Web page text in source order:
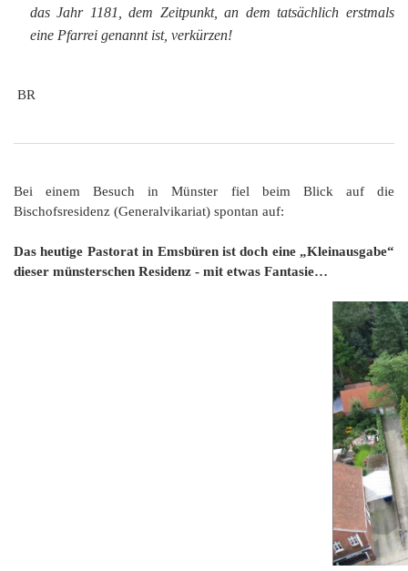
das Jahr 1181, dem Zeitpunkt, an dem tatsächlich erstmals
eine Pfarrei genannt ist, verkürzen!
BR
Bei einem Besuch in Münster fiel beim Blick auf die
Bischofsresidenz (Generalvikariat) spontan auf:
Das heutige Pastorat in Emsbüren ist doch eine „Kleinausgabe“
dieser münsterschen Residenz - mit etwas Fantasie…